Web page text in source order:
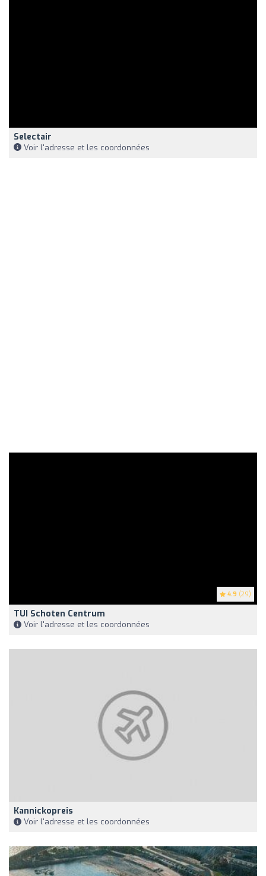
Selectair
Voir l'adresse et les coordonnées
4.9 (29)
TUI Schoten Centrum
Voir l'adresse et les coordonnées
Kannickopreis
Voir l'adresse et les coordonnées